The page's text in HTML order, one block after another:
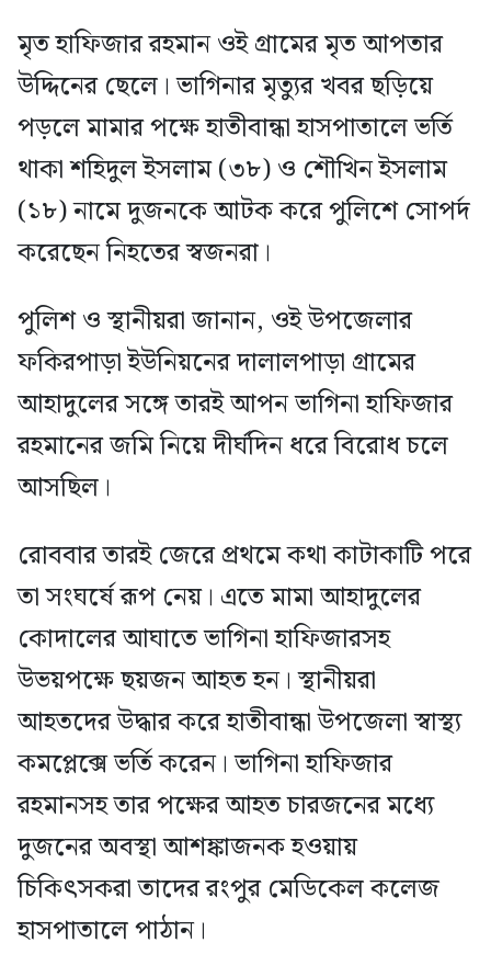
মৃত হাফিজার রহমান ওই গ্রামের মৃত আপতার
উদ্দিনের ছেলে। ভাগিনার মৃত্যুর খবর ছড়িয়ে
পড়লে মামার পক্ষে হাতীবান্ধা হাসপাতালে ভর্তি
থাকা শহিদুল ইসলাম (৩৮) ও শৌখিন ইসলাম
(১৮) নামে দুজনকে আটক করে পুলিশে সোপর্দ
করেছেন নিহতের স্বজনরা।
পুলিশ ও স্থানীয়রা জানান, ওই উপজেলার
ফকিরপাড়া ইউনিয়নের দালালপাড়া গ্রামের
আহাদুলের সঙ্গে তারই আপন ভাগিনা হাফিজার
রহমানের জমি নিয়ে দীর্ঘদিন ধরে বিরোধ চলে
আসছিল।
রোববার তারই জেরে প্রথমে কথা কাটাকাটি পরে
তা সংঘর্ষে রূপ নেয়। এতে মামা আহাদুলের
কোদালের আঘাতে ভাগিনা হাফিজারসহ
উভয়পক্ষে ছয়জন আহত হন। স্থানীয়রা
আহতদের উদ্ধার করে হাতীবান্ধা উপজেলা স্বাস্থ্য
কমপ্লেক্সে ভর্তি করেন। ভাগিনা হাফিজার
রহমানসহ তার পক্ষের আহত চারজনের মধ্যে
দুজনের অবস্থা আশঙ্কাজনক হওয়ায়
চিকিৎসকরা তাদের রংপুর মেডিকেল কলেজ
হাসপাতালে পাঠান।